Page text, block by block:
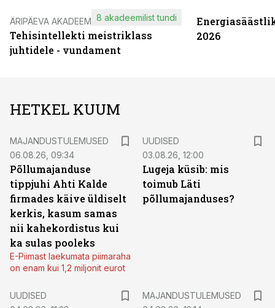
ÄRIPÄEVA AKADEEMIA
Tehisintellekti meistriklass
juhtidele - vundament
8 akadeemilist tundi
2026
HETKEL KUUM
MAJANDUSTULEMUSED
06.08.26, 09:34
Põllumajanduse
tippjuhi Ahti Kalde
firmades käive üldiselt
kerkis, kasum samas
nii kahekordistus kui
ka sulas pooleks
E-Piimast laekumata piimaraha
on enam kui 1,2 miljonit eurot
UUDISED
03.08.26, 12:00
Lugeja küsib: mis
toimub Läti
põllumajanduses?
UUDISED
MAJANDUSTULEMUSED